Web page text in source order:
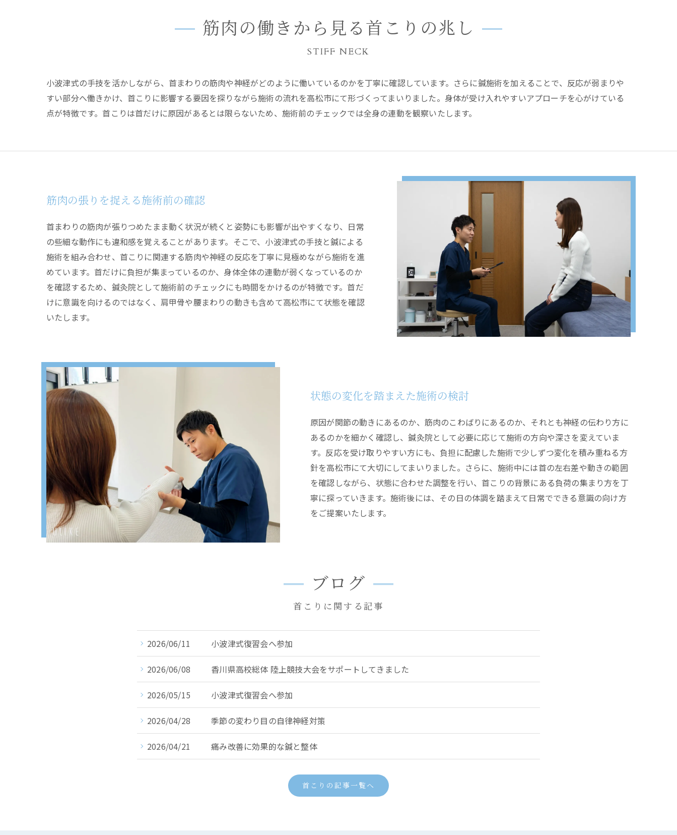
筋肉の働きから見る首こりの兆し
STIFF NECK
小波津式の手技を活かしながら、首まわりの筋肉や神経がどのように働いているのかを丁寧に確認しています。さらに鍼施術を加えることで、反応が弱まりや
すい部分へ働きかけ、首こりに影響する要因を探りながら施術の流れを高松市にて形づくってまいりました。身体が受け入れやすいアプローチを心がけている
点が特徴です。首こりは首だけに原因があるとは限らないため、施術前のチェックでは全身の連動を観察いたします。
筋肉の張りを捉える施術前の確認
首まわりの筋肉が張りつめたまま動く状況が続くと姿勢にも影響が出やすくなり、日常
の些細な動作にも違和感を覚えることがあります。そこで、小波津式の手技と鍼による
施術を組み合わせ、首こりに関連する筋肉や神経の反応を丁寧に見極めながら施術を進
めています。首だけに負担が集まっているのか、身体全体の連動が弱くなっているのか
を確認するため、鍼灸院として施術前のチェックにも時間をかけるのが特徴です。首だ
けに意識を向けるのではなく、肩甲骨や腰まわりの動きも含めて高松市にて状態を確認
いたします。
状態の変化を踏まえた施術の検討
原因が関節の動きにあるのか、筋肉のこわばりにあるのか、それとも神経の伝わり方に
あるのかを細かく確認し、鍼灸院として必要に応じて施術の方向や深さを変えていま
す。反応を受け取りやすい方にも、負担に配慮した施術で少しずつ変化を積み重ねる方
針を高松市にて大切にしてまいりました。さらに、施術中には首の左右差や動きの範囲
を確認しながら、状態に合わせた調整を行い、首こりの背景にある負荷の集まり方を丁
寧に探っていきます。施術後には、その日の体調を踏まえて日常でできる意識の向け方
をご提案いたします。
ブログ
首こりに関する記事
2026/06/11 小波津式復習会へ参加
2026/06/08 香川県高校総体 陸上競技大会をサポートしてきました
2026/05/15 小波津式復習会へ参加
2026/04/28 季節の変わり目の自律神経対策
2026/04/21 痛み改善に効果的な鍼と整体
首こりの記事一覧へ